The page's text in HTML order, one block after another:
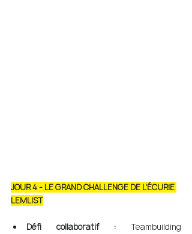
JOUR 4 - LE GRAND CHALLENGE DE L'ÉCURIE
LEMLIST
Défi collaboratif : Teambuilding